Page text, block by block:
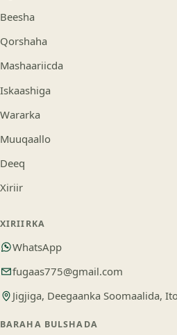
Beesha
Qorshaha
Mashaariicda
Iskaashiga
Wararka
Muuqaallo
Deeq
Xiriir
XIRIIRKA
WhatsApp
fugaas775@gmail.com
Jigjiga, Deegaanka Soomaalida,
BARAHA BULSHADA